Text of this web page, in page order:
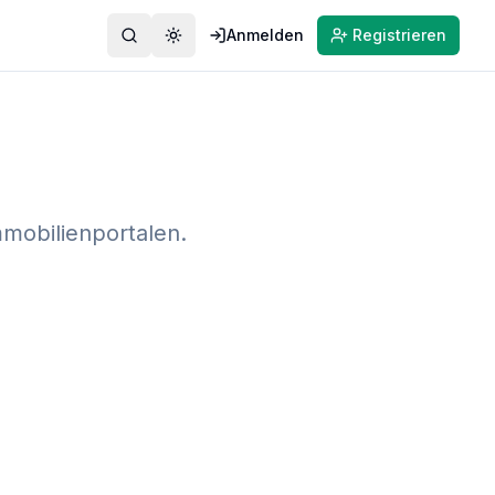
SucheFarbmodus wechseln
Anmelden Registrieren